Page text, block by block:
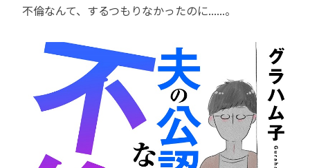
不倫なんて、するつもりなかったのに......。